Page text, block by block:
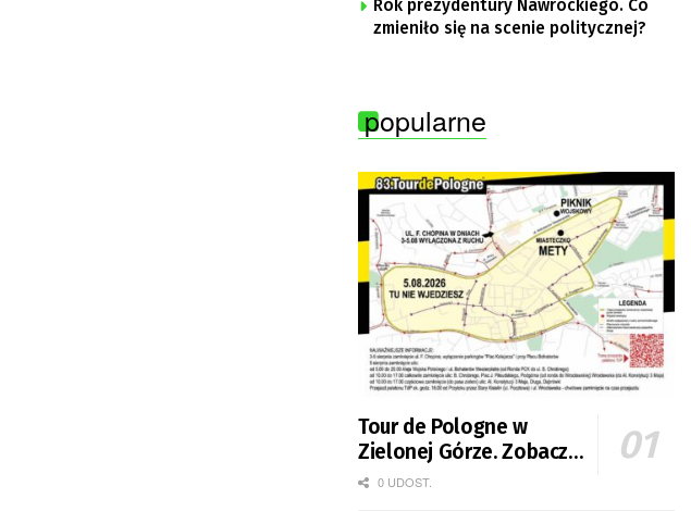
Rok prezydentury Nawrockiego. Co
zmieniło się na scenie politycznej?
popularne
Tour de Pologne w
Zielonej Górze. Zobacz
zmiany w organizacji
0 UDOST.